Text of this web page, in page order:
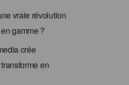
vraie révolution
gamme ?
crée
en